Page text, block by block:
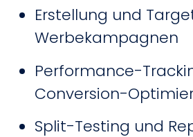
Erstellung und
Werbekampagnen
Performance-
Conversion-
Split-Testing und